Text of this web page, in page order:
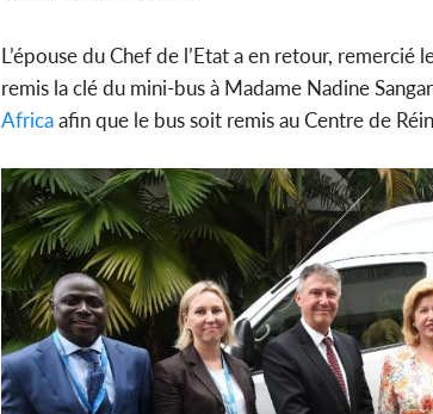
L’épouse du Chef de l’Etat a en retour, remercié
remis la clé du mini-bus à Madame Nadine
Africaafin que le bus soit remis au Centre de